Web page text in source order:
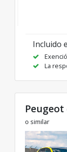
Incluido
La
o similar